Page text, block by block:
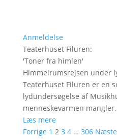
Anmeldelse
Teaterhuset Filuren:
'Toner fra himlen'
Himmelrumsrejsen under
Teaterhuset Filuren er en
lydundersøgelse af
menneskevarmen mangler.
Læs mere
Forrige 1 2 3 4 … 306 Næste